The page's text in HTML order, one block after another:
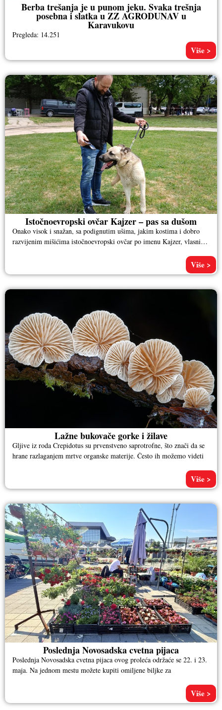
Berba trešanja je u punom jeku. Svaka trešnja
posebna i slatka u ZZ AGRODUNAV u
Karavukovu
Pregleda: 14.251
Više >
Istočnoevropski ovčar Kajzer – pas sa dušom
Onako visok i snažan, sa podignutim ušima, jakim kostima i dobro
razvijenim mišićima istočnoevropski ovčar po imenu Kajzer, vlasnika
Više >
Lažne bukovače gorke i žilave
Gljive iz roda Crepidotus su prvenstveno saprotrofne, što znači da se
hrane razlaganjem mrtve organske materije. Često ih možemo videti
Više >
Poslednja Novosadska cvetna pijaca
Poslednja Novosadska cvetna pijaca ovog proleća održaće se 22. i 23.
maja. Na jednom mestu možete kupiti omiljene biljke za
Više >